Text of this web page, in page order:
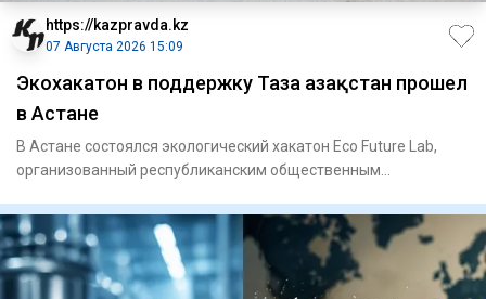
https://kazpravda.kz
07 Августа 2026 15:09
Экохакатон в поддержку Таза Қазақстан прошел
в Астане
В Астане состоялся экологический хакатон Eco Future Lab,
организованный республиканским общественным